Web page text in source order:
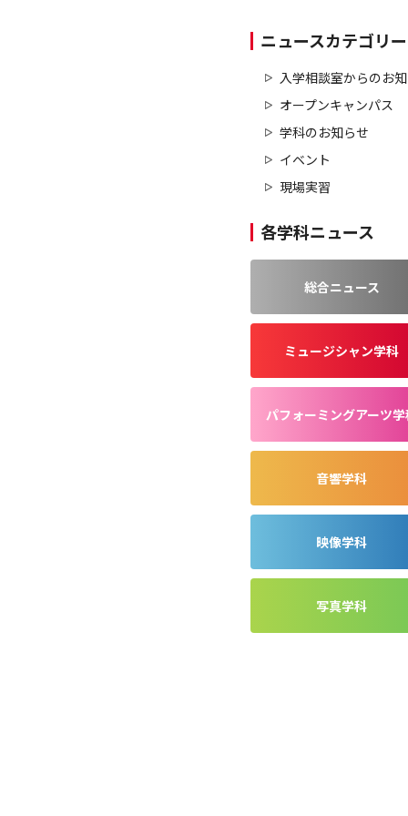
ニュースカテゴリー
入学相談室からのお
オープンキャンパス
学科のお知らせ
イベント
現場実習
各学科ニュース
総合ニュース
ミュージシャン学科
パフォーミングアーツ学
音響学科
映像学科
写真学科